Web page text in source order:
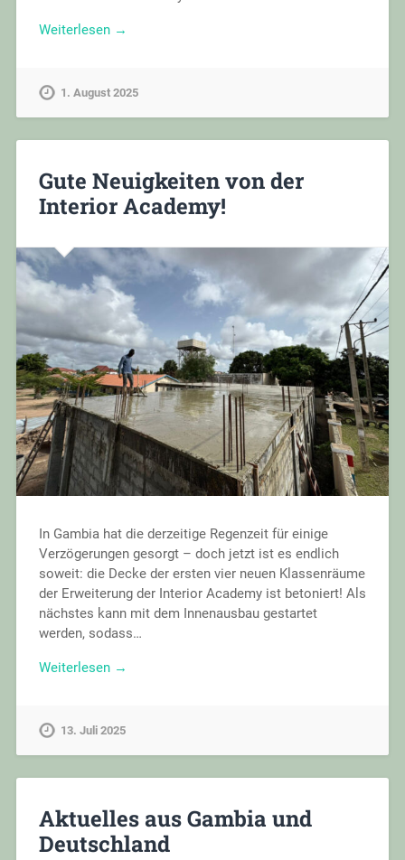
Weiterlesen →
1. August 2025
Gute Neuigkeiten von der
Interior Academy!
In Gambia hat die derzeitige Regenzeit für einige
Verzögerungen gesorgt – doch jetzt ist es endlich
soweit: die Decke der ersten vier neuen Klassenräume
der Erweiterung der Interior Academy ist betoniert! Als
nächstes kann mit dem Innenausbau gestartet
werden, sodass…
Weiterlesen →
13. Juli 2025
Aktuelles aus Gambia und
Deutschland